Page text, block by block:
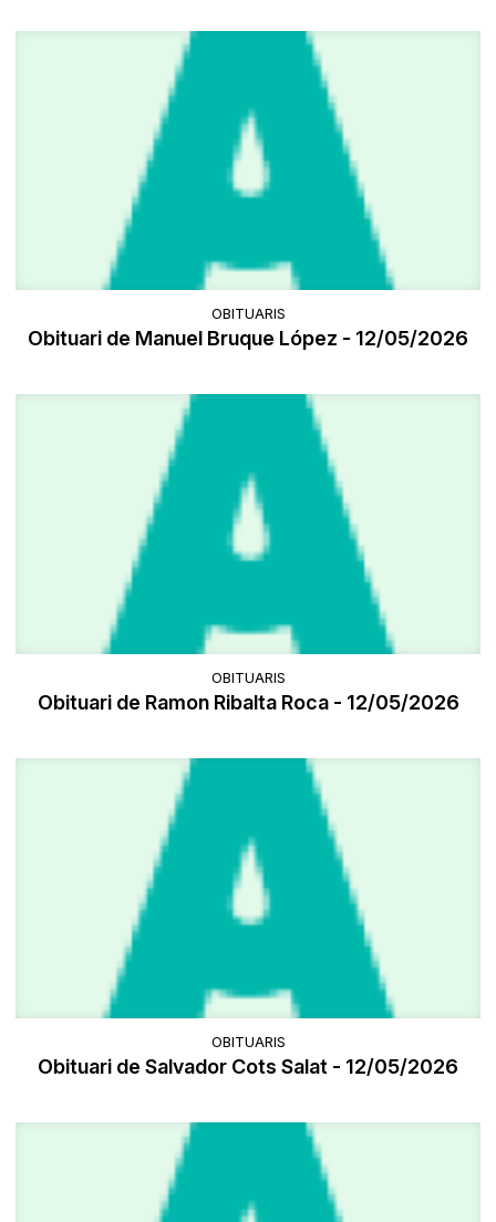
OBITUARIS
Obituari de Manuel Bruque López - 12/05/2026
OBITUARIS
Obituari de Ramon Ribalta Roca - 12/05/2026
OBITUARIS
Obituari de Salvador Cots Salat - 12/05/2026